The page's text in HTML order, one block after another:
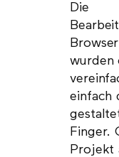
Die
wurden
einfach
Finger.
Projekt